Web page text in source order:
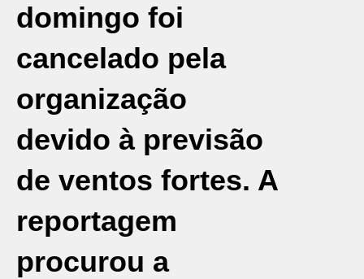
domingo foi
cancelado pela
organização
devido à previsão
de ventos fortes. A
reportagem
procurou a